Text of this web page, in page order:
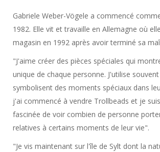
Gabriele Weber-Vögele a commencé
1982. Elle vit et travaille en Allemagne où
magasin en 1992 après avoir terminé sa
"J'aime créer des pièces spéciales qui
unique de chaque personne. J'utilise
symbolisent des moments spéciaux dans
j'ai commencé à vendre Trollbeads et je
fascinée de voir combien de personne
relatives à certains moments de leur vie".
"Je vis maintenant sur l'île de Sylt dont la